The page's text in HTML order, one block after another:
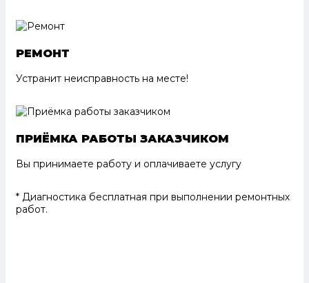
РЕМОНТ
Устранит неисправность на месте!
ПРИЁМКА РАБОТЫ ЗАКАЗЧИКОМ
Вы принимаете работу и оплачиваете услугу
* Диагностика бесплатная при выполнении ремонтных
работ.